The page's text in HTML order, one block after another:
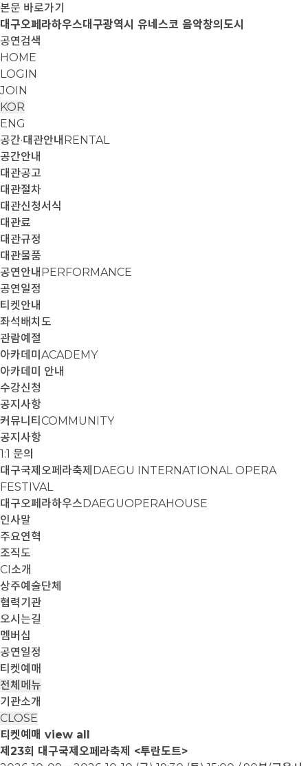
본문 바로가기
대구오페라하우스대구광역시 유네스코 음악창의도시
공연검색
HOME
LOGIN
JOIN
KOR
ENG
공간·대관안내 RENTAL
공간안내
대관공고
대관절차
대관신청서식
대관료
대관규정
대관물품
공연안내 PERFORMANCE
공연일정
티켓안내
좌석배치도
관람예절
아카데미 ACADEMY
아카데미 안내
수강신청
공지사항
커뮤니티 COMMUNITY
공지사항
1:1 문의
대구국제오페라축제 DAEGU INTERNATIONAL OPERA
FESTIVAL
대구오페라하우스DAEGUOPERAHOUSE
인사말
주요연혁
조직도
CI소개
상주예술단체
협력기관
오시는길
멤버십
공연일정
티켓예매
전체메뉴
기관소개
CLOSE
티켓예매 view all
제23회 대구국제오페라축제 <투란도트>